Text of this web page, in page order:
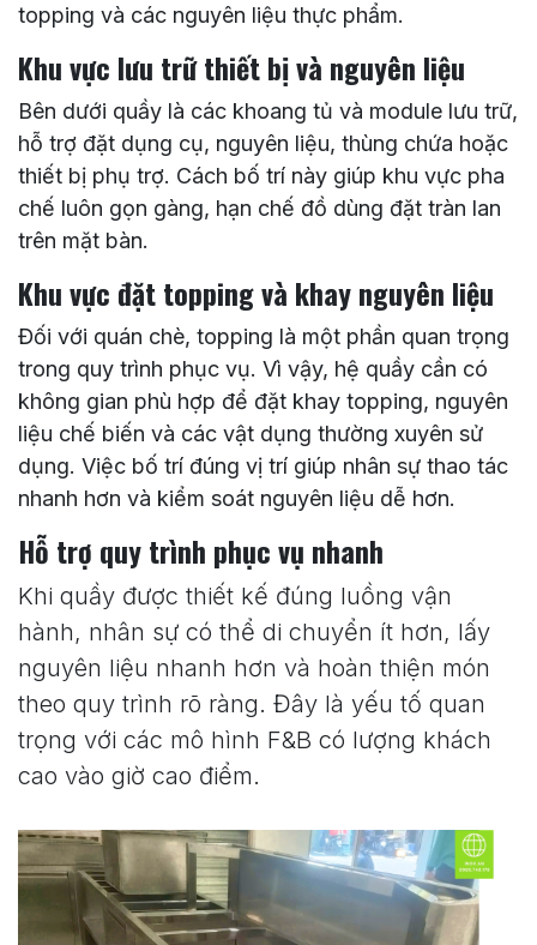
topping và các nguyên liệu thực phẩm.
Khu vực lưu trữ thiết bị và nguyên liệu
Bên dưới quầy là các khoang tủ và module lưu trữ,
hỗ trợ đặt dụng cụ, nguyên liệu, thùng chứa hoặc
thiết bị phụ trợ. Cách bố trí này giúp khu vực pha
chế luôn gọn gàng, hạn chế đồ dùng đặt tràn lan
trên mặt bàn.
Khu vực đặt topping và khay nguyên liệu
Đối với quán chè, topping là một phần quan trọng
trong quy trình phục vụ. Vì vậy, hệ quầy cần có
không gian phù hợp để đặt khay topping, nguyên
liệu chế biến và các vật dụng thường xuyên sử
dụng. Việc bố trí đúng vị trí giúp nhân sự thao tác
nhanh hơn và kiểm soát nguyên liệu dễ hơn.
Hỗ trợ quy trình phục vụ nhanh
Khi quầy được thiết kế đúng luồng vận
hành, nhân sự có thể di chuyển ít hơn, lấy
nguyên liệu nhanh hơn và hoàn thiện món
theo quy trình rõ ràng. Đây là yếu tố quan
trọng với các mô hình F&B có lượng khách
cao vào giờ cao điểm.